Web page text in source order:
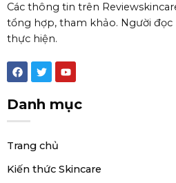
Các thông tin trên
tổng hợp, tham khảo. Người
thực hiện.
F
a
c
e
b
o
T
w
i
t
Y
o
u
u
Danh mục
Trang chủ
Kiến thức Skincare